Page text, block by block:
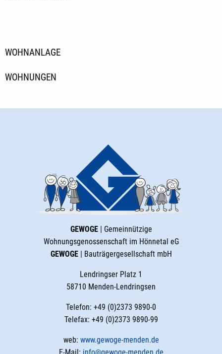
WOHNANLAGE
WOHNUNGEN
GEWOGE| Gemeinnützige
Wohnungsgenossenschaft im Hönnetal eG
GEWOGE| Bauträgergesellschaft mbH
Lendringser Platz 1
58710 Menden-Lendringsen
Telefon: +49 (0)2373 9890-0
Telefax: +49 (0)2373 9890-99
web: www.gewoge-menden.de